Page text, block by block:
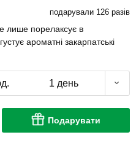
подарували 126 разів
лише порелаксує в
ароматні закарпатські
1 день
Подарувати